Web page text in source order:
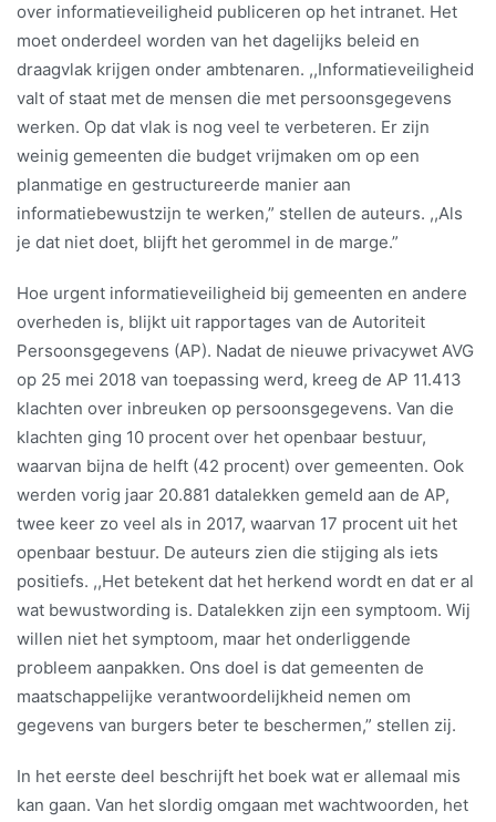
over informatieveiligheid publiceren op het intranet. Het
moet onderdeel worden van het dagelijks beleid en
draagvlak krijgen onder ambtenaren. ,,Informatieveiligheid
valt of staat met de mensen die met persoonsgegevens
werken. Op dat vlak is nog veel te verbeteren. Er zijn
weinig gemeenten die budget vrijmaken om op een
planmatige en gestructureerde manier aan
informatiebewustzijn te werken,” stellen de auteurs. ,,Als
je dat niet doet, blijft het gerommel in de marge.”
Hoe urgent informatieveiligheid bij gemeenten en andere
overheden is, blijkt uit rapportages van de Autoriteit
Persoonsgegevens (AP). Nadat de nieuwe privacywet AVG
op 25 mei 2018 van toepassing werd, kreeg de AP 11.413
klachten over inbreuken op persoonsgegevens. Van die
klachten ging 10 procent over het openbaar bestuur,
waarvan bijna de helft (42 procent) over gemeenten. Ook
werden vorig jaar 20.881 datalekken gemeld aan de AP,
twee keer zo veel als in 2017, waarvan 17 procent uit het
openbaar bestuur. De auteurs zien die stijging als iets
positiefs. ,,Het betekent dat het herkend wordt en dat er al
wat bewustwording is. Datalekken zijn een symptoom. Wij
willen niet het symptoom, maar het onderliggende
probleem aanpakken. Ons doel is dat gemeenten de
maatschappelijke verantwoordelijkheid nemen om
gegevens van burgers beter te beschermen,” stellen zij.
In het eerste deel beschrijft het boek wat er allemaal mis
kan gaan. Van het slordig omgaan met wachtwoorden, het